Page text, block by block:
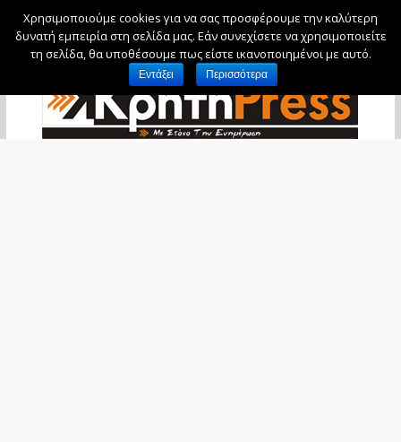
Σάββατο, 8 Αυγούστου, 2026
Χρησιμοποιούμε cookies για να σας προσφέρουμε την καλύτερη
δυνατή εμπειρία στη σελίδα μας. Εάν συνεχίσετε να χρησιμοποιείτε
τη σελίδα, θα υποθέσουμε πως είστε ικανοποιημένοι με αυτό.
Εντάξει Περισσότερα